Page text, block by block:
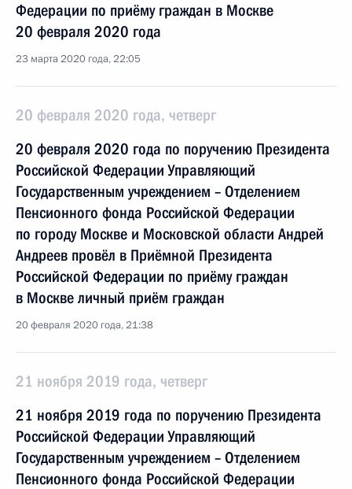
Федерации по приёму граждан в Москве
20 февраля 2020 года
23 марта 2020 года, 22:05
20 февраля 2020 года, четверг
20 февраля 2020 года по поручению Президента
Российской Федерации Управляющий
Государственным учреждением – Отделением
Пенсионного фонда Российской Федерации
по городу Москве и Московской области Андрей
Андреев провёл в Приёмной Президента
Российской Федерации по приёму граждан
в Москве личный приём граждан
20 февраля 2020 года, 21:38
21 ноября 2019 года, четверг
21 ноября 2019 года по поручению Президента
Российской Федерации Управляющий
Государственным учреждением – Отделением
Пенсионного фонда Российской Федерации